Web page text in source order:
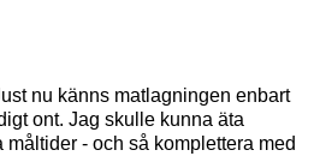
nu känns matlagningen enbart
ont. Jag skulle kunna äta
- och så komplettera med